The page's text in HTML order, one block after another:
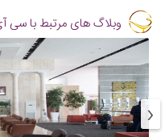
وبلاگ های مرتبط با
‹